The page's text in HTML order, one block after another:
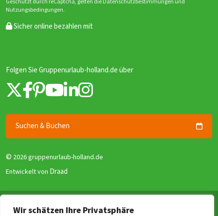
Wir schätzen Ihre Privatsphäre
Geschützt durch reCaptcha, gelten die Datenschutzbestimmungen und
Nutzungsbedingungen.
Sicher online bezahlen mit
Folgen Sie Gruppenurlaub-holland.de über
Suchen & Buchen
© 2026 gruppenurlaub-holland.de
Entwickelt von Draad